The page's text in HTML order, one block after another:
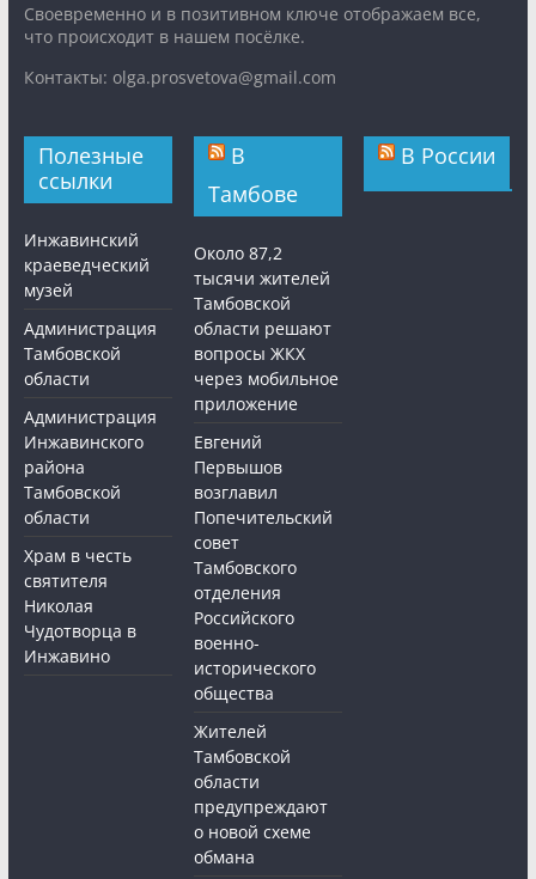
Cвоевременно и в позитивном ключе отображаем все,
что происходит в нашем посёлке.
Контакты: olga.prosvetova@gmail.com
Полезные
ссылки
Инжавинский
краеведческий
музей
Администрация
Тамбовской
области
Администрация
Инжавинского
района
Тамбовской
области
Храм в честь
святителя
Николая
Чудотворца в
Инжавино
В
Тамбове
Около 87,2
тысячи жителей
Тамбовской
области решают
вопросы ЖКХ
через мобильное
приложение
Евгений
Первышов
возглавил
Попечительский
совет
Тамбовского
отделения
Российского
военно-
исторического
общества
Жителей
Тамбовской
области
предупреждают
о новой схеме
обмана
В России